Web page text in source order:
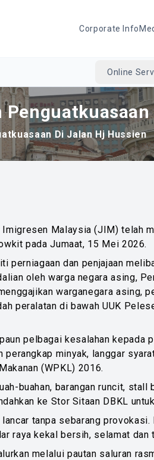
Corporate Info
Online
Di Jalan Hj Hussien
Malaysia (JIM) telah
pada Jumaat, 15 Mei 2026.
dan penjajaan
oleh warga negara asing,
warganegara asing,
peralatan di bawah UUK
pelbagai kesalahan kepada
minyak, langgar
(WPKL) 2016.
buahan, barangan runcit, stall
ke Stor Sitaan DBKL
tanpa sebarang
raya kekal bersih, selamat
melalui pautan saluran